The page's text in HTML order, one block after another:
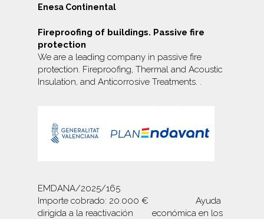
Enesa Continental
Fireproofing of buildings. Passive fire
protection
We are a leading company in passive fire
protection. Fireproofing, Thermal and Acoustic
Insulation, and Anticorrosive Treatments. .
EMDANA/2025/165
Importe cobrado: 20.000 € Ayuda
dirigida a la reactivación económica en los